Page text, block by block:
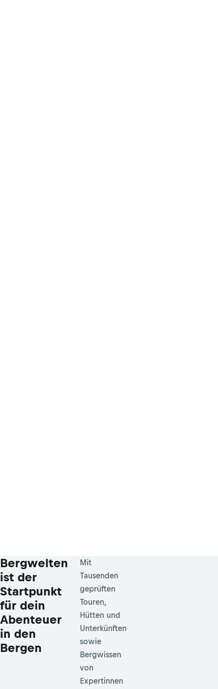
Bergwelten
ist der
Startpunkt
für dein
Abenteuer
in den
Bergen
Mit
Tausenden
geprüften
Touren,
Hütten und
Unterkünften
sowie
Bergwissen
von
Expertinnen